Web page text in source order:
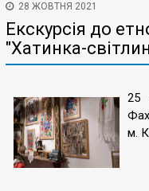
28 ЖОВТНЯ 2021
Екскурсія до
"Хатинка-
25
м.